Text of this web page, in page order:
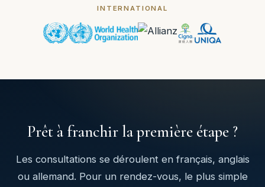
INTERNATIONAL
Prêt à franchir la première étape ?
Les consultations se déroulent en français, anglais
ou allemand. Pour un rendez-vous, le plus simple